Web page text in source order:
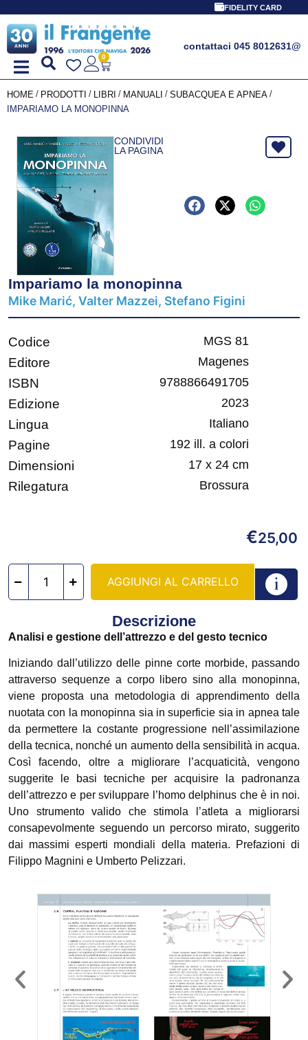
FIDELITY CARD
contattaci 045 8012631@
0
HOME / PRODOTTI / LIBRI / MANUALI / SUBACQUEA E APNEA /
IMPARIAMO LA MONOPINNA
CONDIVIDI
LA PAGINA
Impariamo la monopinna
Mike Marić, Valter Mazzei, Stefano Figini
Codice MGS 81
Editore Magenes
ISBN 9788866491705
Edizione 2023
Lingua Italiano
Pagine 192 ill. a colori
Dimensioni 17 x 24 cm
Rilegatura Brossura
€25,00
AGGIUNGI AL CARRELLO
Descrizione
Analisi e gestione dell’attrezzo e del gesto tecnico
Iniziando dall’utilizzo delle pinne corte morbide, passando
attraverso sequenze a corpo libero sino alla monopinna,
viene proposta una metodologia di apprendimento della
nuotata con la monopinna sia in superficie sia in apnea tale
da permettere la costante progressione nell’assimilazione
della tecnica, nonché un aumento della sensibilità in acqua.
Così facendo, oltre a migliorare l’acquaticità, vengono
suggerite le basi tecniche per acquisire la padronanza
dell’attrezzo e per sviluppare l’homo delphinus che è in noi.
Uno strumento valido che stimola l’atleta a migliorarsi
consapevolmente seguendo un percorso mirato, suggerito
dai massimi esperti mondiali della materia. Prefazioni di
Filippo Magnini e Umberto Pelizzari.